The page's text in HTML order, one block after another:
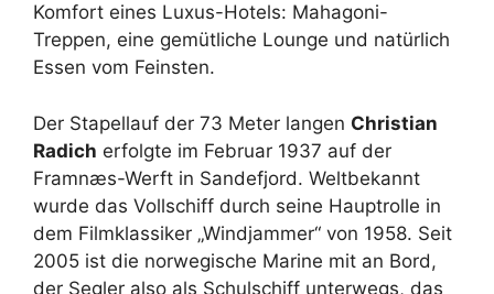
Komfort eines Luxus-Hotels: Mahagoni-
Treppen, eine gemütliche Lounge und natürlich
Essen vom Feinsten.
Der Stapellauf der 73 Meter langen Christian
Radich erfolgte im Februar 1937 auf der
Framnæs-Werft in Sandefjord. Weltbekannt
wurde das Vollschiff durch seine Hauptrolle in
dem Filmklassiker „Windjammer“ von 1958. Seit
2005 ist die norwegische Marine mit an Bord,
der Segler also als Schulschiff unterwegs, das